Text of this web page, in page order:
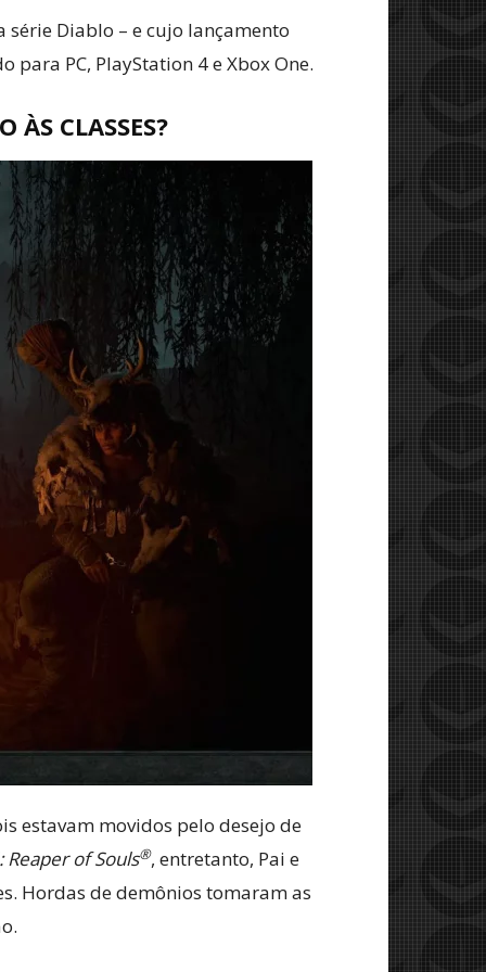
Diablo – e cujo lançamento
PC, PlayStation 4 e Xbox One.
ÀS CLASSES?
estavam movidos pelo desejo de
Reaper of Souls®, entretanto, Pai e
Hordas de demônios tomaram as